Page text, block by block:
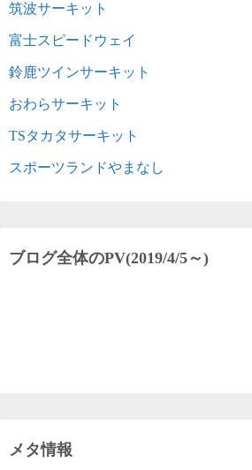
筑波サーキット
富士スピードウェイ
鈴鹿ツインサーキット
おわらサーキット
TSタカタサーキット
スポーツランドやまなし
ブログ全体のPV(2019/4/5～)
メタ情報